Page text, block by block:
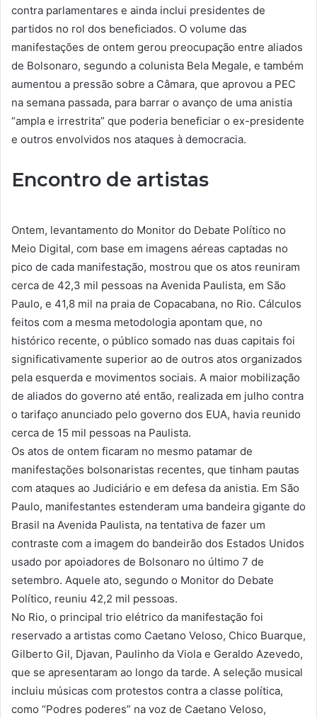
contra parlamentares e ainda inclui presidentes de
partidos no rol dos beneficiados. O volume das
manifestações de ontem gerou preocupação entre aliados
de Bolsonaro, segundo a colunista Bela Megale, e também
aumentou a pressão sobre a Câmara, que aprovou a PEC
na semana passada, para barrar o avanço de uma anistia
“ampla e irrestrita” que poderia beneficiar o ex-presidente
e outros envolvidos nos ataques à democracia.
Encontro de artistas
Ontem, levantamento do Monitor do Debate Político no
Meio Digital, com base em imagens aéreas captadas no
pico de cada manifestação, mostrou que os atos reuniram
cerca de 42,3 mil pessoas na Avenida Paulista, em São
Paulo, e 41,8 mil na praia de Copacabana, no Rio. Cálculos
feitos com a mesma metodologia apontam que, no
histórico recente, o público somado nas duas capitais foi
significativamente superior ao de outros atos organizados
pela esquerda e movimentos sociais. A maior mobilização
de aliados do governo até então, realizada em julho contra
o tarifaço anunciado pelo governo dos EUA, havia reunido
cerca de 15 mil pessoas na Paulista.
Os atos de ontem ficaram no mesmo patamar de
manifestações bolsonaristas recentes, que tinham pautas
com ataques ao Judiciário e em defesa da anistia. Em São
Paulo, manifestantes estenderam uma bandeira gigante do
Brasil na Avenida Paulista, na tentativa de fazer um
contraste com a imagem do bandeirão dos Estados Unidos
usado por apoiadores de Bolsonaro no último 7 de
setembro. Aquele ato, segundo o Monitor do Debate
Político, reuniu 42,2 mil pessoas.
No Rio, o principal trio elétrico da manifestação foi
reservado a artistas como Caetano Veloso, Chico Buarque,
Gilberto Gil, Djavan, Paulinho da Viola e Geraldo Azevedo,
que se apresentaram ao longo da tarde. A seleção musical
incluiu músicas com protestos contra a classe política,
como “Podres poderes” na voz de Caetano Veloso,